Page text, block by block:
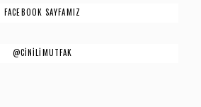
FACEBOOK SAYFAMIZ
@CİNİLİMUTFAK